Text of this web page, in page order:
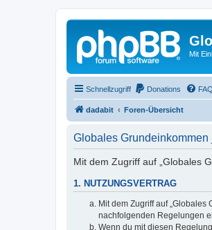
Mit
Schnellzugriff Donations FAQ
dadabit Foren-Übersicht
Globales
Mit dem Zugriff auf „Globales
1. NUTZUNGSVERTRAG
Mit dem Zugriff auf
nachfolgenden Regelungen
Wenn du mit diesen